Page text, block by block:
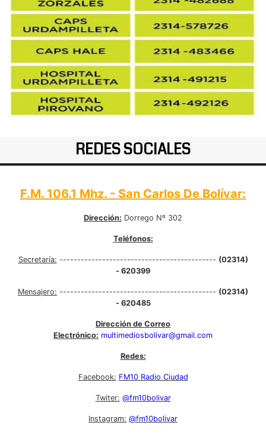
REDES SOCIALES
F.M. 106.1 Mhz. - San Carlos De Bolívar:
Dirección: Dorrego Nº 302
Teléfonos:
Secretaría: -------------------------------------------- (02314)
- 620399
Mensajero: -------------------------------------------- (02314)
- 620485
Dirección de Correo
Electrónico: multimediosbolivar@gmail.com
Redes:
Facebook: FM10 Radio Ciudad
Twiter: @fm10bolivar
Instagram: @fm10bolivar